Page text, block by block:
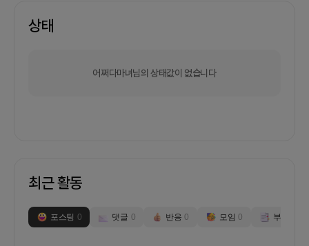
상태
어쩌다마녀님의 상태값이 없습니다
최근 활동
포스팅 0 댓글 0 반응 0 모임 0 부스